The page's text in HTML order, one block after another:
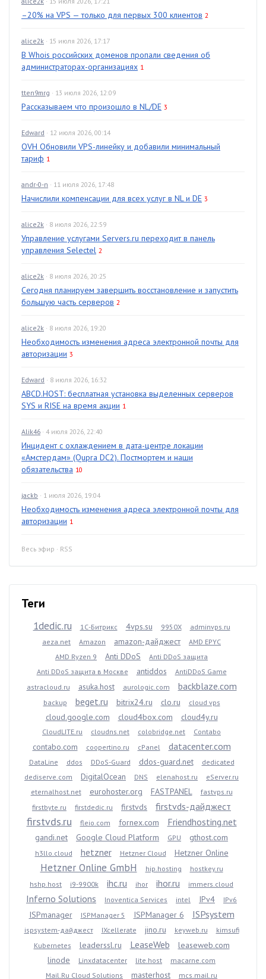
–20% на VPS — только для первых 300 клиентов 2
alice2k · 15 июля 2026, 17:17
В Whois российских доменов пропали сведения об
администраторах-организациях 1
tten9mrg · 13 июля 2026, 12:09
Рассказываем что произошло в NL/DE 3
Edward · 12 июля 2026, 00:14
OVH Обновили VPS-линейку и добавили минимальный
тариф 1
andr-0-n · 11 июля 2026, 17:48
Начислили компенсации для всех услуг в NL и DE 3
alice2k · 8 июля 2026, 22:59
Управление услугами Servers.ru переходит в панель
управления Selectel 2
alice2k · 8 июля 2026, 20:25
Сегодня планируем завершить восстановление и запустить
большую часть серверов 2
alice2k · 8 июля 2026, 19:20
Необходимость изменения адреса электронной почты для
авторизации 3
Edward · 8 июля 2026, 16:32
ABCD.HOST: бесплатная установка выделенных серверов
SYS и RISE на время акции 1
Alik46 · 4 июля 2026, 22:40
Инцидент с охлаждением в дата-центре локации
«Амстердам» (Qupra DC2). Постмортем и наши
обязательства 10
jackb · 1 июля 2026, 19:04
Необходимость изменения адреса электронной почты для
авторизации 1
Весь эфир · RSS
Теги
1dedic.ru 1С-Битрикс 4vps.su 9950X
adminvps.ru
aeza.net
Amazon amazon-дайджест
AMD EPYC
AMD Ryzen 9
Anti DDoS
Anti DDoS защита
Anti DDoS защита в Москве
antiddos
AntiDDoS Game
astracloud.ru
asuka.host aurologic.com backblaze.com
backup beget.ru bitrix24.ru clo.ru cloud vps
cloud.google.com cloud4box.com cloud4y.ru
CloudLITE.ru cloudns.net colobridge.net Contabo
contabo.com coopertino.ru cPanel datacenter.com
DataLine ddos DDoS-Guard ddos-guard.net
dedicated
dediserve.com
DigitalOcean DNS elenahost.ru
eServer.ru
eternalhost.net
eurohoster.org FASTPANEL
fastvps.ru
firstbyte.ru
firstdedic.ru firstvds firstvds-дайджест
firstvds.ru fleio.com fornex.com Friendhosting.net
gandi.net Google Cloud Platform GPU gthost.com
h3llo.cloud hetzner Hetzner Cloud Hetzner Online
Hetzner Online GmbH hip.hosting
hostkey.ru
hshp.host
i9-9900k ihc.ru ihor ihor.ru immers.cloud
Inferno Solutions Inoventica Services intel IPv4 IPv6
ISPmanager ISPManager 5 ISPManager 6 ISPsystem
ispsystem-дайджест IXcellerate jino.ru keyweb.ru
kimsufi
Kubernetes
leaderssl.ru LeaseWeb
leaseweb.com
linode
Linxdatacenter lite.host
macarne.com
Mail.Ru Cloud Solutions
masterhost mcs.mail.ru